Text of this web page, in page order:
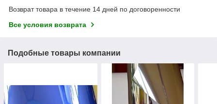
Возврат товара в течение 14 дней по договоренности
Все условия возврата
Подобные товары компании